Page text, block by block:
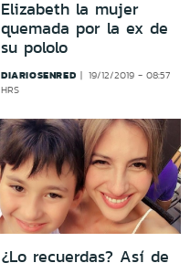
Elizabeth la mujer
quemada por la ex de
su pololo
DIARIOSENRED
19/12/2019 - 08:57
HRS
¿Lo recuerdas? Así de